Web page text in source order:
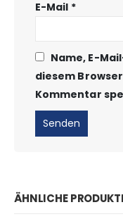
E-Mail *
Name, E-
diesem
Kommentar
ÄHNLICHE